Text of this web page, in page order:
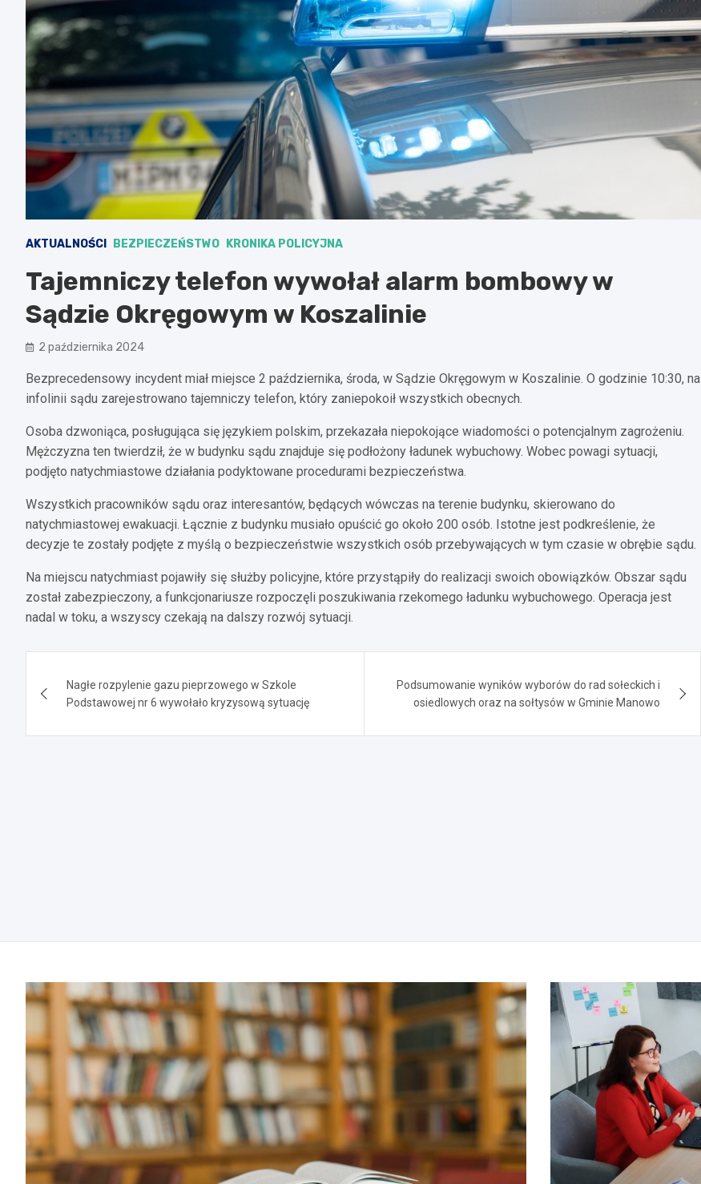
AKTUALNOŚCI BEZPIECZEŃSTWO KRONIKA POLICYJNA
Tajemniczy telefon wywołał alarm bombowy w
Sądzie Okręgowym w Koszalinie
2 października 2024
Bezprecedensowy incydent miał miejsce 2 października, środa, w Sądzie Okręgowym w Koszalinie. O godzinie 10:30, na
infolinii sądu zarejestrowano tajemniczy telefon, który zaniepokoił wszystkich obecnych.
Osoba dzwoniąca, posługująca się językiem polskim, przekazała niepokojące wiadomości o potencjalnym zagrożeniu.
Mężczyzna ten twierdził, że w budynku sądu znajduje się podłożony ładunek wybuchowy. Wobec powagi sytuacji,
podjęto natychmiastowe działania podyktowane procedurami bezpieczeństwa.
Wszystkich pracowników sądu oraz interesantów, będących wówczas na terenie budynku, skierowano do
natychmiastowej ewakuacji. Łącznie z budynku musiało opuścić go około 200 osób. Istotne jest podkreślenie, że
decyzje te zostały podjęte z myślą o bezpieczeństwie wszystkich osób przebywających w tym czasie w obrębie sądu.
Na miejscu natychmiast pojawiły się służby policyjne, które przystąpiły do realizacji swoich obowiązków. Obszar sądu
został zabezpieczony, a funkcjonariusze rozpoczęli poszukiwania rzekomego ładunku wybuchowego. Operacja jest
nadal w toku, a wszyscy czekają na dalszy rozwój sytuacji.
wpisuNagłe rozpylenie gazu pieprzowego w Szkole
Podstawowej nr 6 wywołało kryzysową sytuację
Podsumowanie wyników wyborów do rad sołeckich i
osiedlowych oraz na sołtysów w Gminie Manowo